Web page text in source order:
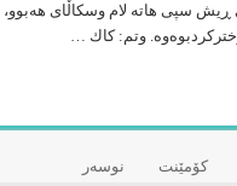
ڕیش سپی هاته‌ لام وسكاڵای
وتم: كاك …
کۆمێنت نوسەر